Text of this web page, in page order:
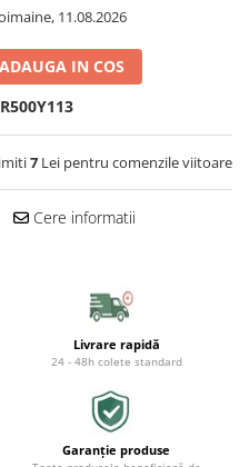
11.08.2026
ADAUGA IN COS
R500Y113
7 Lei pentru comenzile viitoare
Cere informatii
Livrare rapidă
24 - 48h colete standard
Garanție produse